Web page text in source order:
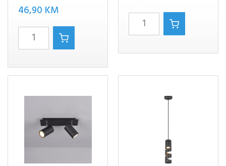
46,90 KM
AGUDO-
1
VISILICA
1XE27
BLACK
količina
MARLEY/3
CRNO
MAT